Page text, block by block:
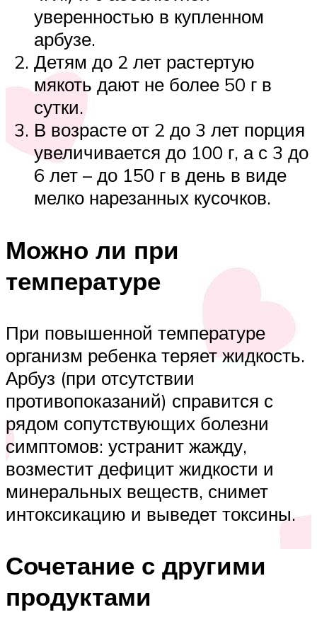
уверенностью в купленном
арбузе.
Детям до 2 лет растертую
мякоть дают не более 50 г в
сутки.
В возрасте от 2 до 3 лет порция
увеличивается до 100 г, а с 3 до
6 лет – до 150 г в день в виде
мелко нарезанных кусочков.
Можно ли при
температуре
При повышенной температуре
организм ребенка теряет жидкость.
Арбуз (при отсутствии
противопоказаний) справится с
рядом сопутствующих болезни
симптомов: устранит жажду,
возместит дефицит жидкости и
минеральных веществ, снимет
интоксикацию и выведет токсины.
Сочетание с другими
продуктами